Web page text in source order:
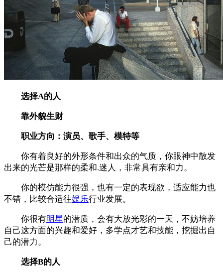
选择A的人
靠外貌生财
职业方向：演员、歌手、模特等
你有着良好的外形条件和出众的气质，你眼神中散发
出来的光芒是那样的柔和.迷人，非常具有亲和力。
你的模仿能力很强，也有一定的表现欲，适应能力也
不错，比较合适往娱乐行业发展。
你很有明星的潜质，会有大放光彩的一天，不妨培养
自己这方面的兴趣和爱好，多学点才艺和技能，挖掘出自
己的潜力。
选择B的人